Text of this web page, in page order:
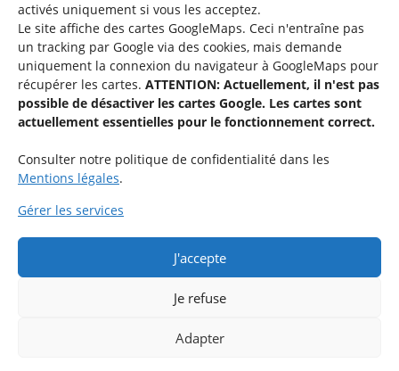
activés uniquement si vous les acceptez.
Le site affiche des cartes GoogleMaps. Ceci n'entraîne pas
un tracking par Google via des cookies, mais demande
uniquement la connexion du navigateur à GoogleMaps pour
récupérer les cartes. ATTENTION: Actuellement, il n'est pas
possible de désactiver les cartes Google. Les cartes sont
actuellement essentielles pour le fonctionnement correct.
Consulter notre politique de confidentialité dans les
Mentions légales.
Gérer les services
J'accepte
Je refuse
Adapter
Service national de la jeunesse
48-50 rue Charles Martel
Rejoignez le groupe « Aide-Animateur / Animateur / Aide-